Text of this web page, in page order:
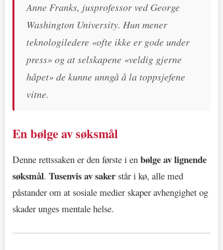
Anne Franks, jusprofessor ved George
Washington University. Hun mener
teknologiledere «ofte ikke er gode under
press» og at selskapene «veldig gjerne
håpet» de kunne unngå å la toppsjefene
vitne.
En bølge av søksmål
Denne rettssaken er den første i en bølge av lignende
søksmål. Tusenvis av saker står i kø, alle med
påstander om at sosiale medier skaper avhengighet og
skader unges mentale helse.